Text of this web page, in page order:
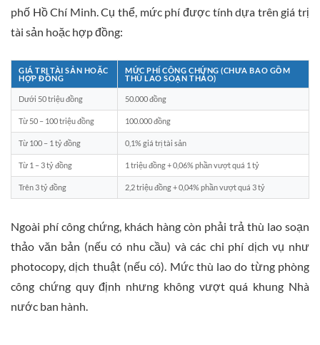
phố Hồ Chí Minh. Cụ thể, mức phí được tính dựa trên giá trị
tài sản hoặc hợp đồng:
GIÁ TRỊ TÀI SẢN HOẶC
HỢP ĐỒNG
MỨC PHÍ CÔNG CHỨNG (CHƯA BAO GỒM
THÙ LAO SOẠN THẢO)
Dưới 50 triệu đồng 50.000 đồng
Từ 50 – 100 triệu đồng 100.000 đồng
Từ 100 – 1 tỷ đồng 0,1% giá trị tài sản
Từ 1 – 3 tỷ đồng 1 triệu đồng + 0,06% phần vượt quá 1 tỷ
Trên 3 tỷ đồng 2,2 triệu đồng + 0,04% phần vượt quá 3 tỷ
Ngoài phí công chứng, khách hàng còn phải trả thù lao soạn
thảo văn bản (nếu có nhu cầu) và các chi phí dịch vụ như
photocopy, dịch thuật (nếu có). Mức thù lao do từng phòng
công chứng quy định nhưng không vượt quá khung Nhà
nước ban hành.